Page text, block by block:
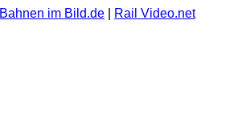
Bahnen im Bild.de Rail Video.net